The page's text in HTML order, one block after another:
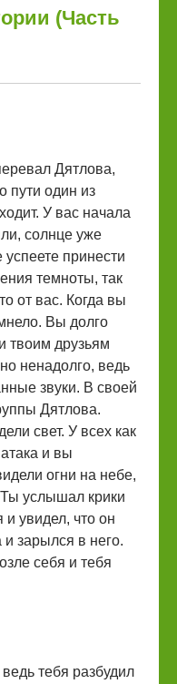
(Часть
Дятлова,
пути один из
У вас начала
солнце уже
принести
темноты, так
от вас. Когда вы
Вы долго
твоим друзьям
ненадолго, ведь
звуки. В своей
Дятлова.
свет. У всех как
и вы
огни на небе,
услышал крики
и увидел, что он
зарылся в него.
себя и тебя
тебя разбудил